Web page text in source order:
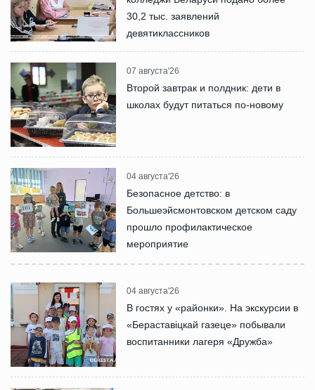
30,2 тыс. заявлений
девятиклассников
07 августа'26
Второй завтрак и полдник: дети в
школах будут питаться по-новому
04 августа'26
Безопасное детство: в
Большеэйсмонтовском детском саду
прошло профилактическое
мероприятие
04 августа'26
В гостях у «районки». На экскурсии в
«Бераставіцкай газеце» побывали
воспитанники лагеря «Дружба»